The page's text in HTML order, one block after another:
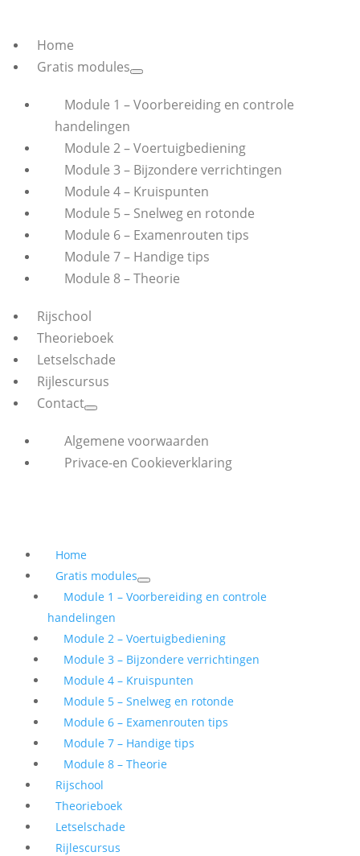
Home
Gratis modules
Module 1 – Voorbereiding en controle
handelingen
Module 2 – Voertuigbediening
Module 3 – Bijzondere verrichtingen
Module 4 – Kruispunten
Module 5 – Snelweg en rotonde
Module 6 – Examenrouten tips
Module 7 – Handige tips
Module 8 – Theorie
Rijschool
Theorieboek
Letselschade
Rijlescursus
Contact
Algemene voorwaarden
Privace-en Cookieverklaring
Home
Gratis modules
Module 1 – Voorbereiding en controle
handelingen
Module 2 – Voertuigbediening
Module 3 – Bijzondere verrichtingen
Module 4 – Kruispunten
Module 5 – Snelweg en rotonde
Module 6 – Examenrouten tips
Module 7 – Handige tips
Module 8 – Theorie
Rijschool
Theorieboek
Letselschade
Rijlescursus